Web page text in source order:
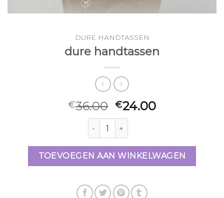
DURE HANDTASSEN
dure handtassen
€36.00 €24.00
dure handtassen aantal
TOEVOEGEN AAN WINKELWAGEN